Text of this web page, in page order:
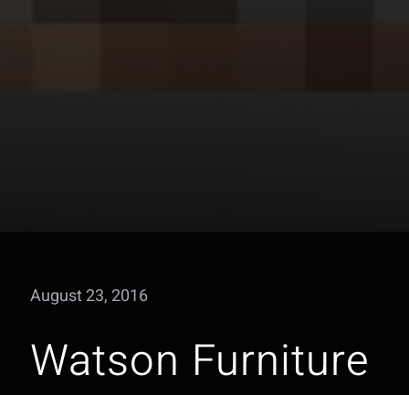
August 23, 2016
Watson Furniture